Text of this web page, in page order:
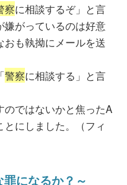
察に相談するぞ」と言
嫌がっているのは好意
も執拗にメールを送
警察に相談する」と言
のではないかと焦ったA
とにしました。（フィ
になるか？～